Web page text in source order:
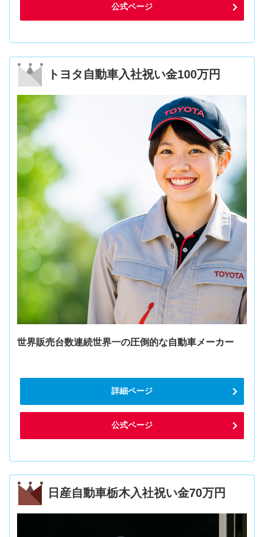
公式ページ
トヨタ自動車入社祝い金100万円
世界販売台数連続世界一の圧倒的な自動車メーカー
詳細ページ
公式ページ
日産自動車栃木入社祝い金70万円